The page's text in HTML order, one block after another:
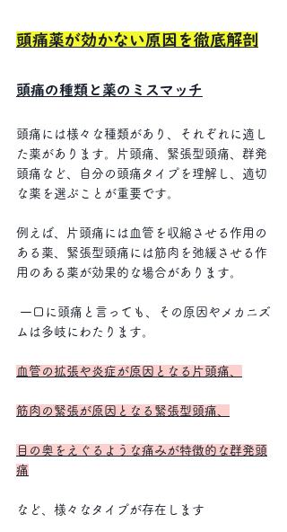
頭痛薬が効かない原因を徹底解剖
頭痛の種類と薬のミスマッチ
頭痛には様々な種類があり、それぞれに適し
た薬があります。片頭痛、緊張型頭痛、群発
頭痛など、自分の頭痛タイプを理解し、適切
な薬を選ぶことが重要です。
例えば、片頭痛には血管を収縮させる作用の
ある薬、緊張型頭痛には筋肉を弛緩させる作
用のある薬が効果的な場合があります。
ムは多岐にわたります。
血管の拡張や炎症が原因となる片頭痛、
筋肉の緊張が原因となる緊張型頭痛、
目の奥をえぐるような痛みが特徴的な群発頭
痛
など、様々なタイプが存在します